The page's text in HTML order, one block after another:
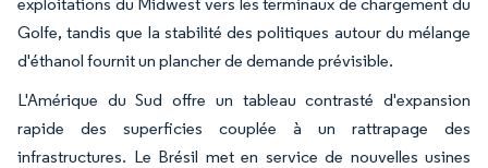
Golfe, tandis que la stabilité des politiques autour du mélange
d'éthanol fournit un plancher de demande prévisible.
L'Amérique du Sud offre un tableau contrasté d'expansion
rapide des superficies couplée à un rattrapage des
infrastructures. Le Brésil met en service de nouvelles usines